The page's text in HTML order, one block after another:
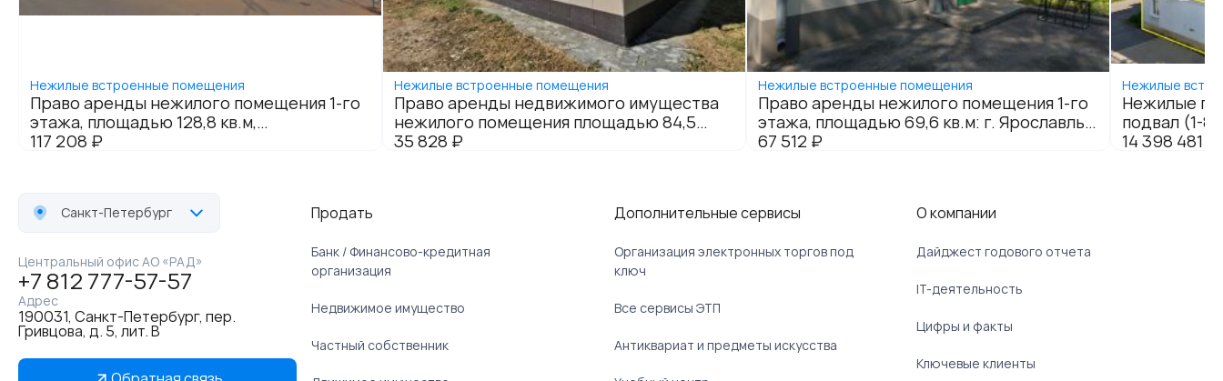
Санкт-Петербург
Центральный офис АО «РАД»
+7 812 777-57-57
Адрес
190031, Санкт-Петербург, пер.
Гривцова, д. 5, лит. В
Продать
Банк / Финансово-кредитная
организация
Недвижимое имущество
Частный собственник
Дополнительные сервисы
Организация электронных торгов под
ключ
Все сервисы ЭТП
Антиквариат и предметы искусства
О компании
Дайджест годового отчета
IT-деятельность
Цифры и факты
Ключевые клиенты